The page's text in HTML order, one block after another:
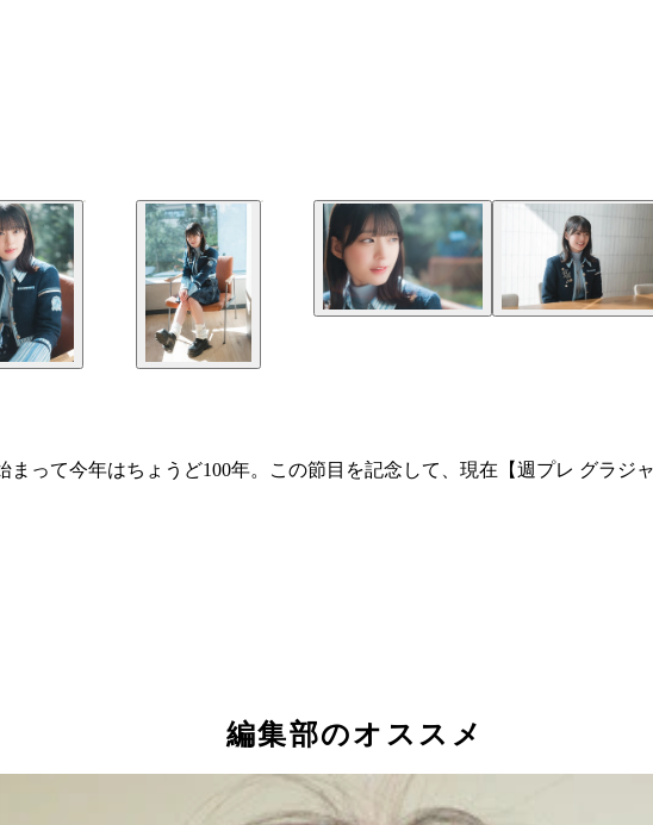
まって今年はちょうど100年。この節目を記念して、現在【週プレ グラジ
編集部のオススメ